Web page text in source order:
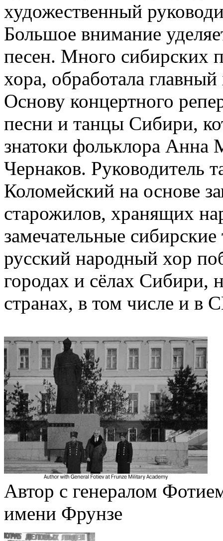
художественный
Большое внимание
песен. Много сибирских
хора, обработала
Основу концертного
песни и танцы Сибири,
знатоки фольклора Анна
Чернаков. Руководитель
Коломейский на основе
старожилов, хранящих
замечательные
русский народный хор
городах и сёлах Сибири,
странах, в том числе и
Автор с генералом
имени Фрунзе